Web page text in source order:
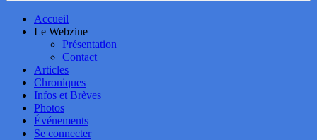
Accueil
Le Webzine
Présentation
Contact
Articles
Chroniques
Infos et Brèves
Photos
Événements
Se connecter